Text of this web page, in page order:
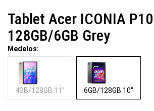
Tablet Acer ICONIA
128GB/6GB Grey
Medelos:
4GB/128GB 11" 6GB/128GB 10"